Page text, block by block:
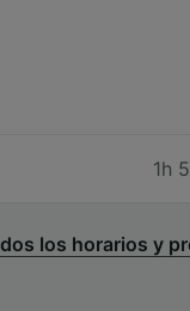
1h
los horarios y